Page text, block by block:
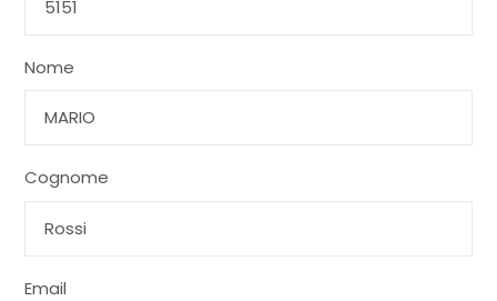
Nome
Cognome
Email